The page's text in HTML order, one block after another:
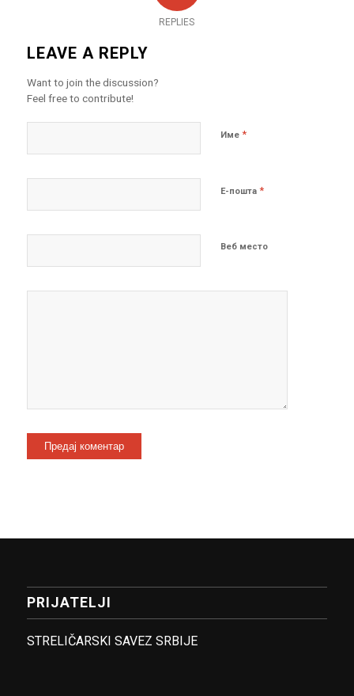
REPLIES
LEAVE A REPLY
Want to join the discussion?
Feel free to contribute!
Име *
Е-пошта *
Веб место
PRIJATELJI
STRELIČARSKI SAVEZ SRBIJE